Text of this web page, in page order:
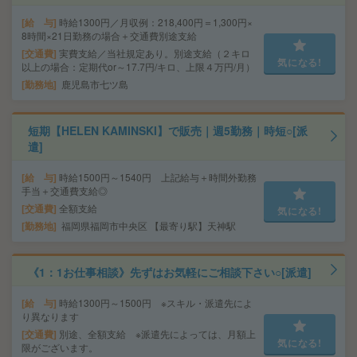
給 与 時給1300円／月収例：218,400円＝1,300円×
8時間×21日勤務の場合＋交通費別途支給
交通費 実費支給／当社規定あり。別途支給（２キロ
以上の場合：定期代or～17.7円/キロ、上限４万円/月）
勤務地 鹿児島市七ツ島
気になる!
短期【HELEN KAMINSKI】で販売｜週5勤務｜時短○[派
遣]
給 与 時給1500円～1540円 上記給与＋時間外勤務
手当＋交通費支給◎
交通費 全額支給
勤務地 福岡県福岡市中央区 【最寄り駅】天神駅
気になる!
《1：1お仕事相談》先ずはお気軽にご相談下さい○[派遣]
給 与 時給1300円～1500円 ※スキル・派遣先によ
り異なります
交通費 別途、全額支給 ※派遣先によっては、月額上
限がございます。
気になる!